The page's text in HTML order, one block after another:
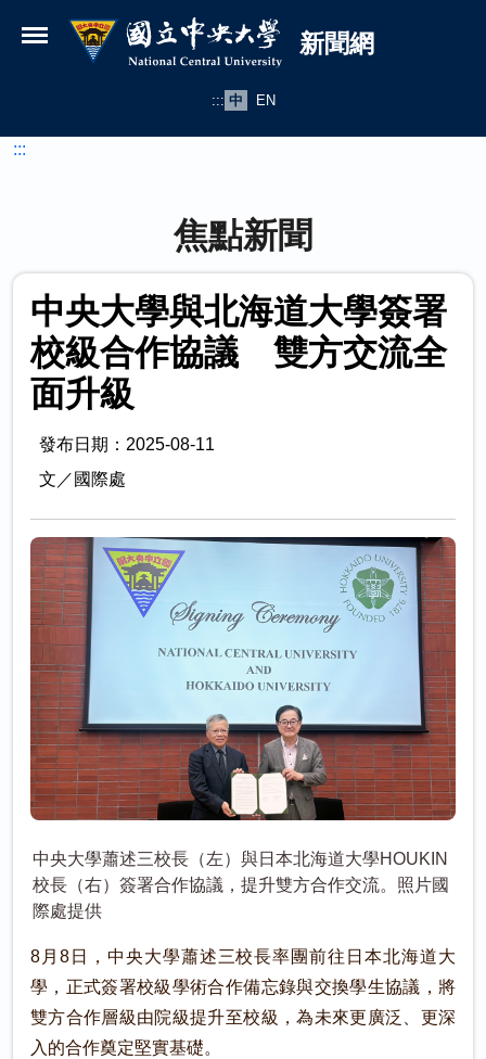
國立中央大學新聞網
新聞網
::: 中 EN
:::
焦點新聞
中央大學與北海道大學簽署
校級合作協議 雙方交流全
面升級
發布日期：2025-08-11
文／國際處
中央大學蕭述三校長（左）與日本北海道大學HOUKIN
校長（右）簽署合作協議，提升雙方合作交流。照片國
際處提供
8月8日，中央大學蕭述三校長率團前往日本北海道大
學，正式簽署校級學術合作備忘錄與交換學生協議，將
雙方合作層級由院級提升至校級，為未來更廣泛、更深
入的合作奠定堅實基礎。